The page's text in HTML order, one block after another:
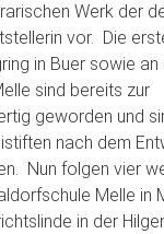
Werk der
vor. Die
in Buer sowie an
sind bereits zur
geworden und
nach dem
Nun folgen vier
Melle in
in der